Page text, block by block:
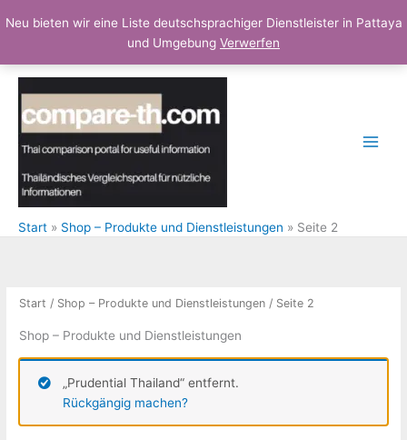
Neu bieten wir eine Liste deutschsprachiger Dienstleister in Pattaya
und Umgebung Verwerfen
Inhalt
springen
Start Shop – Produkte und Dienstleistungen Seite 2
Start / Shop – Produkte und Dienstleistungen / Seite 2
Shop – Produkte und Dienstleistungen
„Prudential Thailand“ entfernt.
Rückgängig machen?